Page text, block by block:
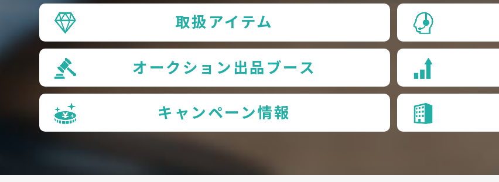
取扱アイテム
オークション出品ブース
キャンペーン情報